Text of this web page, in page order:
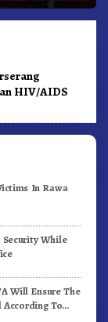
Ke
GBKP
HIV/AIDS
In Rawa
Security While
Will Ensure The
According To